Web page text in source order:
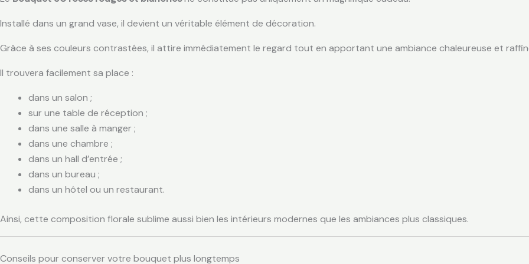
Installé dans un grand vase, il devient un véritable élément de décoration.
Grâce à ses couleurs contrastées, il attire immédiatement le regard tout en apportant une ambiance chaleureuse et
Il trouvera facilement sa place :
dans un salon ;
sur une table de réception ;
dans une salle à manger ;
dans une chambre ;
dans un hall d’entrée ;
dans un bureau ;
dans un hôtel ou un restaurant.
Ainsi, cette composition florale sublime aussi bien les intérieurs modernes que les ambiances plus classiques.
Conseils pour conserver votre bouquet plus longtemps